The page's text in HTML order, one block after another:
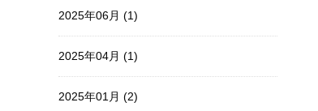
2025年06月 (1)
2025年04月 (1)
2025年01月 (2)